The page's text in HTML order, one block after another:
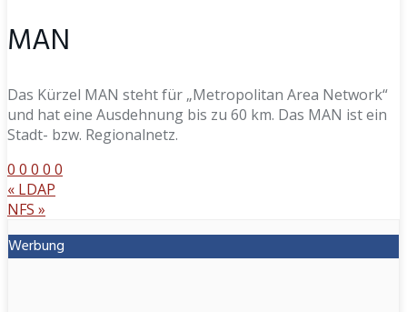
MAN
Das Kürzel MAN steht für „Metropolitan Area Network“
und hat eine Ausdehnung bis zu 60 km. Das MAN ist ein
Stadt- bzw. Regionalnetz.
0 0 0 0 0
« LDAP
NFS »
Werbung